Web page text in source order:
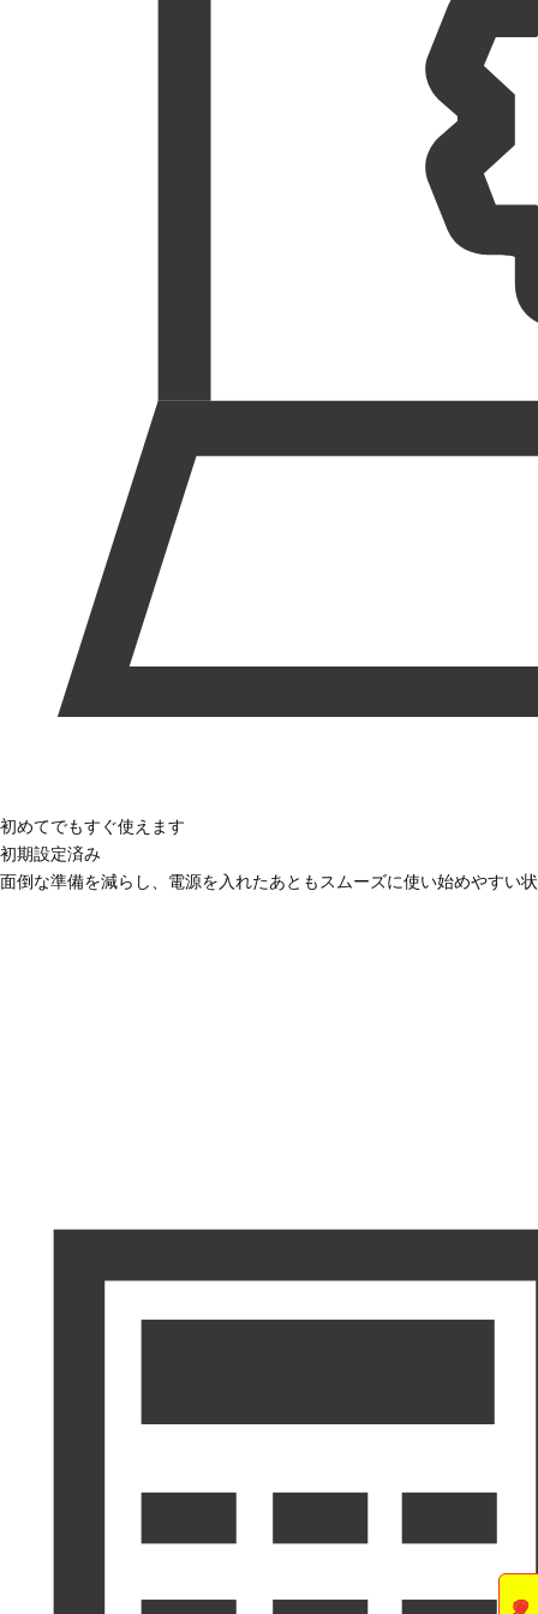
初めてでもすぐ使えます
初期設定済み
面倒な準備を減らし、電源を入れたあともスムーズに使い始めやすい